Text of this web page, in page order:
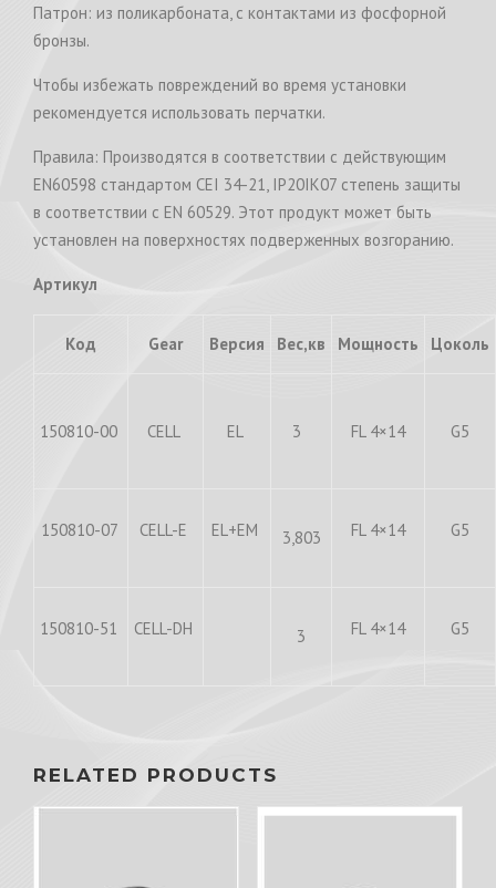
Патрон: из поликарбоната, с контактами из фосфорной
бронзы.
Чтобы избежать повреждений во время установки
рекомендуется использовать перчатки.
Правила: Производятся в соответствии с действующим
EN60598 стандартом CEI 34-21, IP20IK07 степень защиты
в соответствии с EN 60529. Этот продукт может быть
установлен на поверхностях подверженных возгоранию.
Артикул
Код Gear Версия Вес,кв Мощность Цоколь
150810-00 CELL EL 3 FL 4×14 G5
150810-07 CELL-E EL+EM 3,803 FL 4×14 G5
150810-51 CELL-DH 3 FL 4×14 G5
RELATED PRODUCTS